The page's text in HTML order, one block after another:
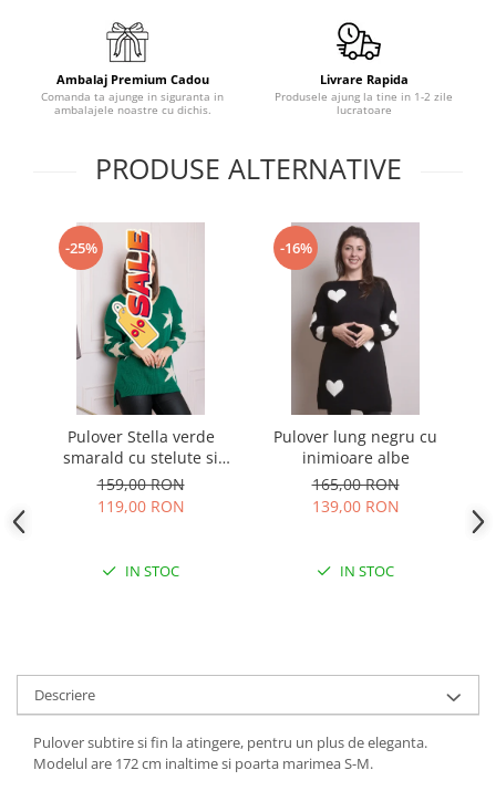
Ambalaj Premium Cadou
Comanda ta ajunge in siguranta in
ambalajele noastre cu dichis.
Livrare Rapida
Produsele ajung la tine in 1-2 zile
lucratoare
PRODUSE ALTERNATIVE
-25%
Pulover Stella verde
smarald cu stelute si
decolteu in V
159,00 RON
119,00 RON
IN STOC
-16%
Pulover lung negru cu
inimioare albe
165,00 RON
139,00 RON
IN STOC
Descriere
Pulover subtire si fin la atingere, pentru un plus de eleganta.
Modelul are 172 cm inaltime si poarta marimea S-M.